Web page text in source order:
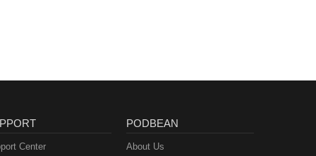
Center
PODBEAN
About Us